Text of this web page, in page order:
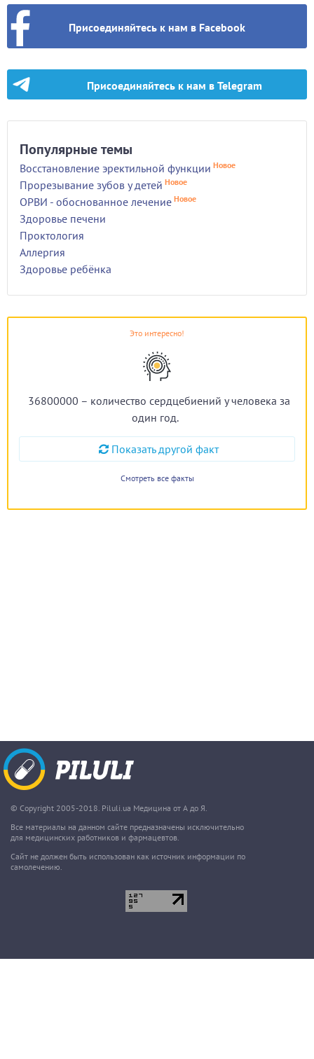
Присоединяйтесь к нам в Facebook
Присоединяйтесь к нам в Telegram
Популярные темы
Восстановление эректильной функции Новое
Прорезывание зубов у детей Новое
ОРВИ - обоснованное лечение Новое
Здоровье печени
Проктология
Аллергия
Здоровье ребёнка
Это интересно!
36800000 – количество сердцебиений у человека за
один год.
Показать другой факт
Смотреть все факты
© Copyright 2005-2018. Piluli.ua Медицина от А до Я.
Все материалы на данном сайте предназначены исключительно
для медицинских работников и фармацевтов.
Сайт не должен быть использован как источник информации по
самолечению.